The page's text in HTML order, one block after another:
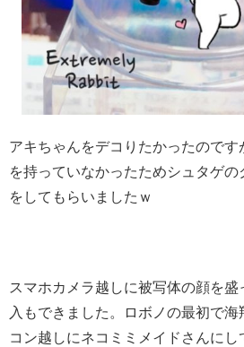
アキちゃんをデコりたかったので
を持っていなかったためシュタゲ
をしてもらいましたｗ
スマホカメラ越しに被写体の顔を
入もできました。ロボノの最初で
コン越しにネコミミメイドさんにし